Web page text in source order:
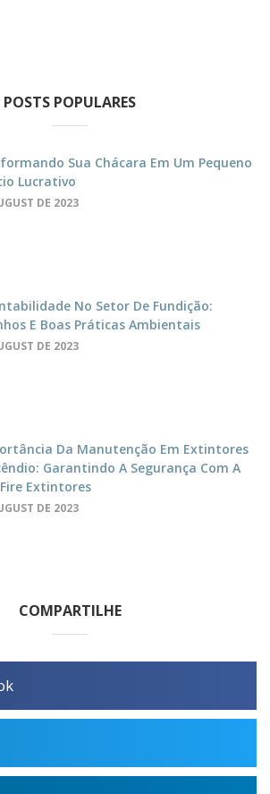
POSTS POPULARES
Sua Chácara Em Um Pequeno
Lucrativo
DE 2023
No Setor De Fundição:
E Boas Práticas Ambientais
DE 2023
Da Manutenção Em Extintores
Garantindo A Segurança Com A
Extintores
DE 2023
COMPARTILHE